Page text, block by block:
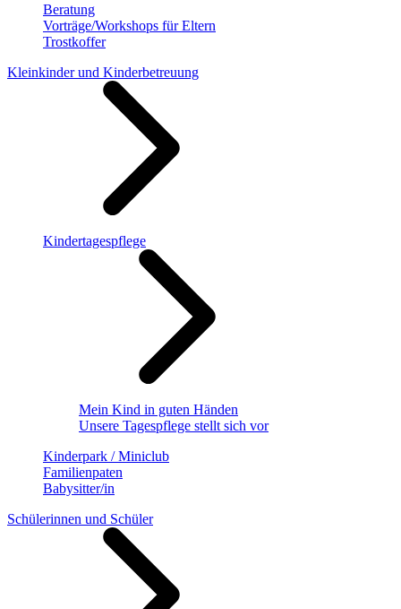
Beratung
Vorträge/Workshops für Eltern
Trostkoffer
Kleinkinder und Kinderbetreuung
Kindertagespflege
Mein Kind in guten Händen
Unsere Tagespflege stellt sich vor
Kinderpark / Miniclub
Familienpaten
Babysitter/in
Schülerinnen und Schüler